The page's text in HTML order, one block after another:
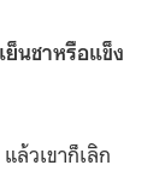
นชาหรือแข็ง
ล้วเขาก็เลิก